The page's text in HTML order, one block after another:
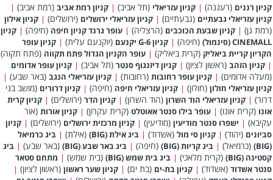
קניון רננים (רעננה) | קניון עזריאלי (תל אביב) | קניון רמת אביב (רמת אביב) |
קניון עזריאלי גבעתיים (גבעתיים) | קניון עזריאלי ירושלים (ירושלים) | קניון אילון
(רמת גן) | קניון שבעת הכוכבים (הרצליה) | עופר גרנד קניון חיפה (חיפה) | קניון
CINEMALL (סינמול)
(חיפה) | קניון G-6 יקנעם (יוקנעם עלית) | קניון עופר
הקריון קריית ביאליק (קרית ביאליק) | עופר הקניון הגדול פתח תקווה (פתח תקוה)
| קניון הזהב (ראשון לציון) | קניון דיזנגוף סנטר (תל אביב) | קניון עופר אדומים
(מעלה אדומים) | קניון עופר רחובות (רחובות) | קניון עזריאלי הנגב (באר שבע) |
קניון עזריאלי חולון (חולון) | קניון עזריאלי חיפה (חיפה) | קניון דרורים (מושב בני
דרור) | קניון עזריאלי הוד השרון (הוד השרון) | קניון הדר (ירושלים) | קניון קרית
אונו (קרית אונו) | עופר בילו סנטר אאוטלט (קרית עקרון) | קניון אורות (אור
עקיבא) | ישפרו סנטר מודיעין (מודיעין) | קניון מרכזית ירושלים (ירושלים) | קניון
סביונים (יהוד) | קניון סי מול (אשדוד) | ביג אילת (BIG) (אילת) | ביג כרמיאל
(BIG)
(כרמיאל) | ביג קריות (BIG) (חיפה) | ביג באר שבע (BIG) (באר שבע) | ביג
קסטינה (BIG)
(קרית מלאכי) | ביג בית שמש (BIG) (בית שמש) | מתחם סטאר
סנטר אשדוד (אשדוד) | קניון בת-ים (בת ים) | קניון שער ראשון (ראשון לציון) |